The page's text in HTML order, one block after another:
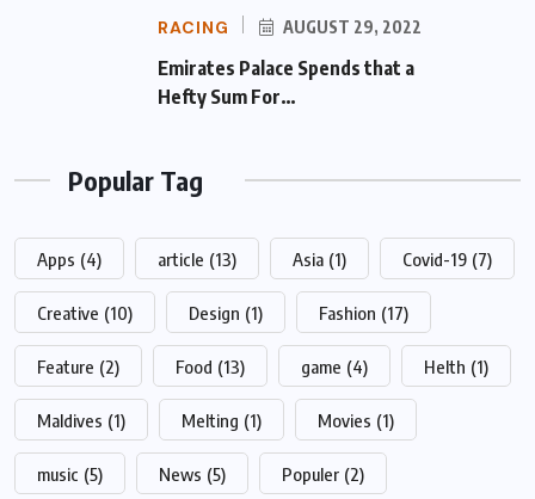
RACING AUGUST 29, 2022
Emirates Palace Spends that a Hefty Sum
For…
Popular Tag
Apps (4) article (13) Asia (1) Covid-19 (7)
Creative (10) Design (1) Fashion (17)
Feature (2) Food (13) game (4) Helth (1)
Maldives (1) Melting (1) Movies (1)
music (5) News (5) Populer (2)